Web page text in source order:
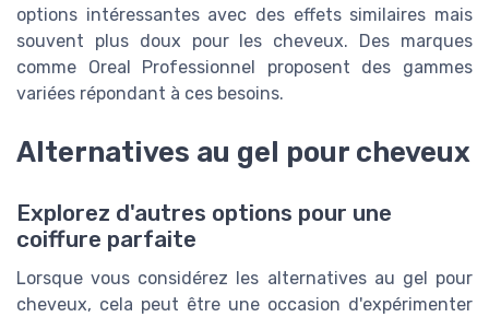
options intéressantes avec des effets similaires mais
souvent plus doux pour les cheveux. Des marques
comme Oreal Professionnel proposent des gammes
variées répondant à ces besoins.
Alternatives au gel pour cheveux
Explorez d'autres options pour une
coiffure parfaite
Lorsque vous considérez les alternatives au gel pour
cheveux, cela peut être une occasion d'expérimenter